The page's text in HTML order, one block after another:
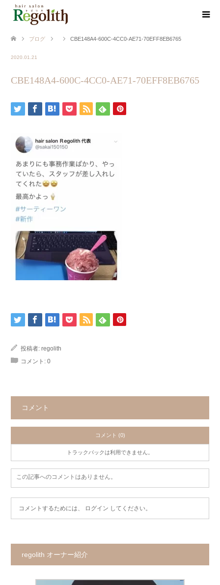
ブログ CBE148A4-600C-4CC0-AE71-70EFF8EB6765
2020.01.21
CBE148A4-600C-4CC0-AE71-70EFF8EB6765
投稿者: regolith
コメント: 0
コメント
コメント (0)
トラックバックは利用できません。
この記事へのコメントはありません。
コメントするためには、 ログイン してください。
regolith オーナー紹介